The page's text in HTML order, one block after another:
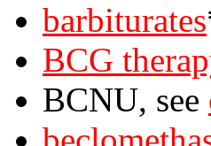
barbiturates
BCG
BCNU, see